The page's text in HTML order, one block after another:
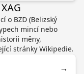
o BZD (Belizský
mincí nebo
měny,
stránky Wikipedie.
→